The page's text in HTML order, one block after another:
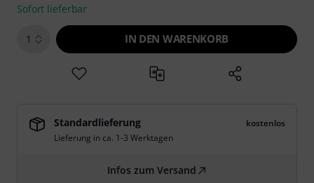
Sofort lieferbar
1 IN DEN WARENKORB
Standardlieferung
kostenlos
Lieferung in ca. 1-3 Werktagen
Infos zum Versand